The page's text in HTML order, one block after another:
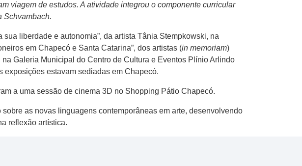
viagem de estudos. A atividade integrou o componente curricular
Schvambach.
liberdade e autonomia”, da artista Tânia Stempkowski, na
em Chapecó e Santa Catarina”, dos artistas (in memoriam)
Galeria Municipal do Centro de Cultura e Eventos Plínio Arlindo
exposições estavam sediadas em Chapecó.
a uma sessão de cinema 3D no Shopping Pátio Chapecó.
as novas linguagens contemporâneas em arte, desenvolvendo
reflexão artística.